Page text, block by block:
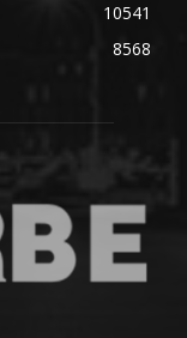
10541
8568